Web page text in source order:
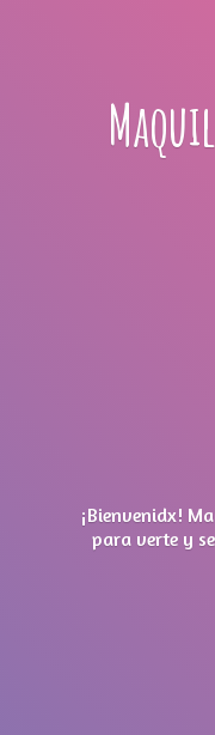
¡Bienvenidx!
para verte y